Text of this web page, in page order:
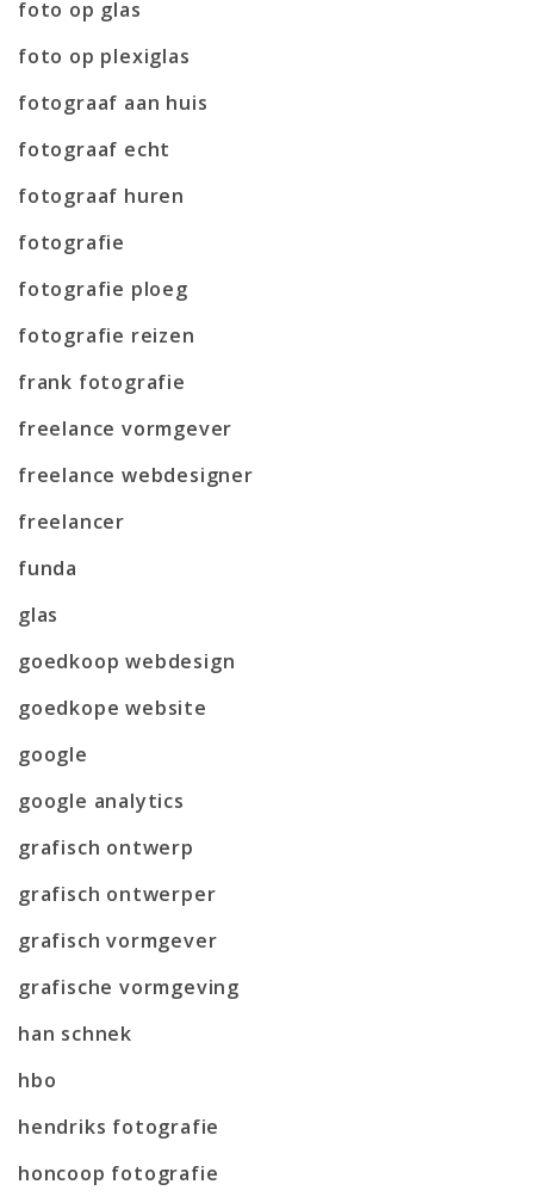
foto op glas
foto op plexiglas
fotograaf aan huis
fotograaf echt
fotograaf huren
fotografie
fotografie ploeg
fotografie reizen
frank fotografie
freelance vormgever
freelance webdesigner
freelancer
funda
glas
goedkoop webdesign
goedkope website
google
google analytics
grafisch ontwerp
grafisch ontwerper
grafisch vormgever
grafische vormgeving
han schnek
hbo
hendriks fotografie
honcoop fotografie